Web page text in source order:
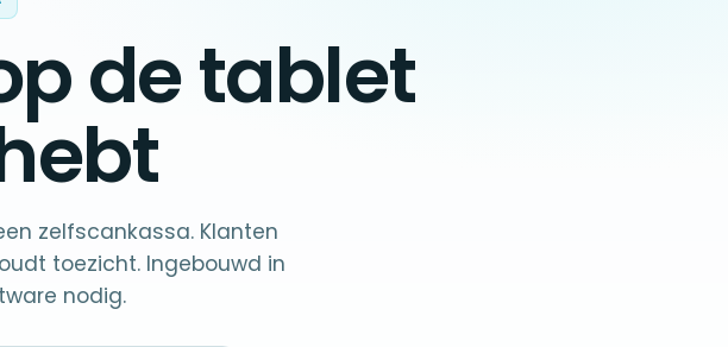
detablet
zelfscankassa. Klanten
toezicht. Ingebouwd in
nodig.